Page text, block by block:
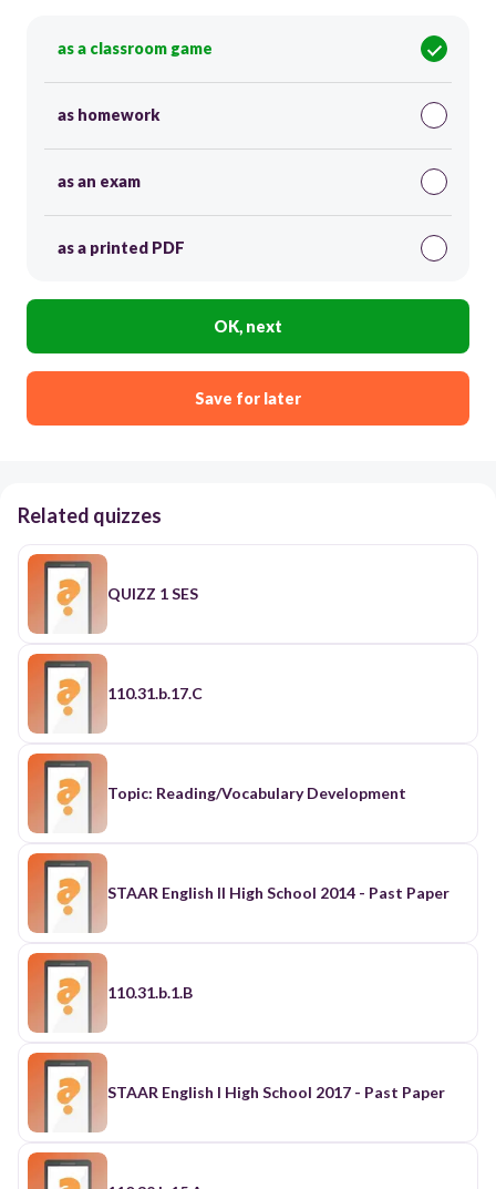
as a classroom game
as homework
as an exam
as a printed PDF
OK, next
Save for later
Related quizzes
QUIZZ 1 SES
110.31.b.17.C
Topic: Reading/Vocabulary Development
STAAR English II High School 2014 - Past Paper
110.31.b.1.B
STAAR English I High School 2017 - Past Paper